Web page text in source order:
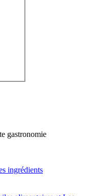
gastronomie
ingrédients